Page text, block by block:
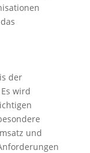
der
wird
und